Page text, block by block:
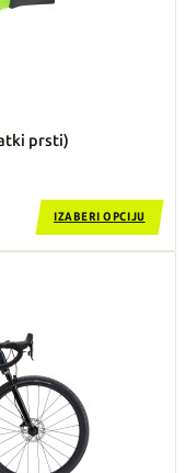
prsti)
IZABERI OPCIJU